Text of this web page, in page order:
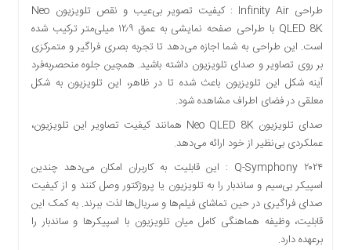
طراحی Infinity Air : کیفیت تصویر بی‌عیب و نقص تلویزیون‌ Neo
QLED 8K با طراحی صفحه نمایشی به عمق ۱۲٫۹ میلی‌متر ترکیب شده
است. این طراحی به شما اجازه می‌دهد تا تجربه بصری فراگیر و متمرکزی
بر روی تصاویر و صدای تلویزیون داشته باشید. همچین جلوه منحصربه‌فرد
آینه شکل این تلویزیون باعث شده تا در ظاهر، این تلویزیون به شکل
معلقی در فضای اطراف مشاهده شود.
صدای تلویزیون Neo QLED 8K همانند کیفیت تصاویر این تلویزیون،
عملکردی بی‌نظیر از خود ارائه می‌دهد.
۲۰۲۴ Q-Symphony : این قابلیت به کاربران امکان می‌دهد چندین
اسپیکر بی‌سیم و ساندبار را به تلویزیون یا پروژکتور وصل کنند و از کیفیت
صدای فراگیری در حین تماشای فیلم‌ها و سریال‌ها لذت ببرند. به کمک این
قابلیت، وظیفه هماهنگی کامل میان تلویزیون با اسپیکرها و ساندبار را
برعهده دارد.